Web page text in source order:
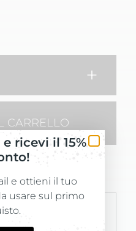
+
CARRELLO
ricevi il 15%
e ottieni il tuo
usare sul primo